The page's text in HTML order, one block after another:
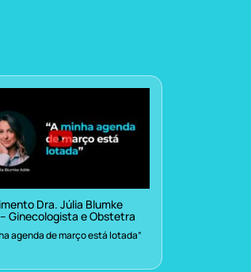
Dra. Júlia Blumke
Ginecologista e Obstetra
agenda de março está lotada”